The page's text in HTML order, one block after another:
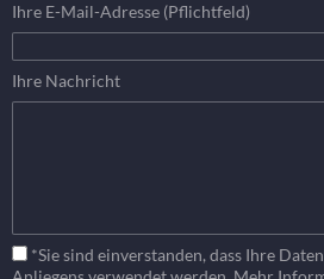
Ihre E-Mail-Adresse (Pflichtfeld)
Ihre Nachricht
*Sie sind einverstanden, dass Ihre